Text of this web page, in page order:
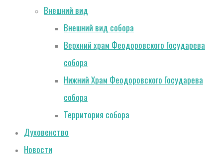
Внешний вид
Внешний вид собора
Верхний храм Феодоровского Государева
собора
Нижний Храм Феодоровского Государева
собора
Территория собора
Духовенство
Новости